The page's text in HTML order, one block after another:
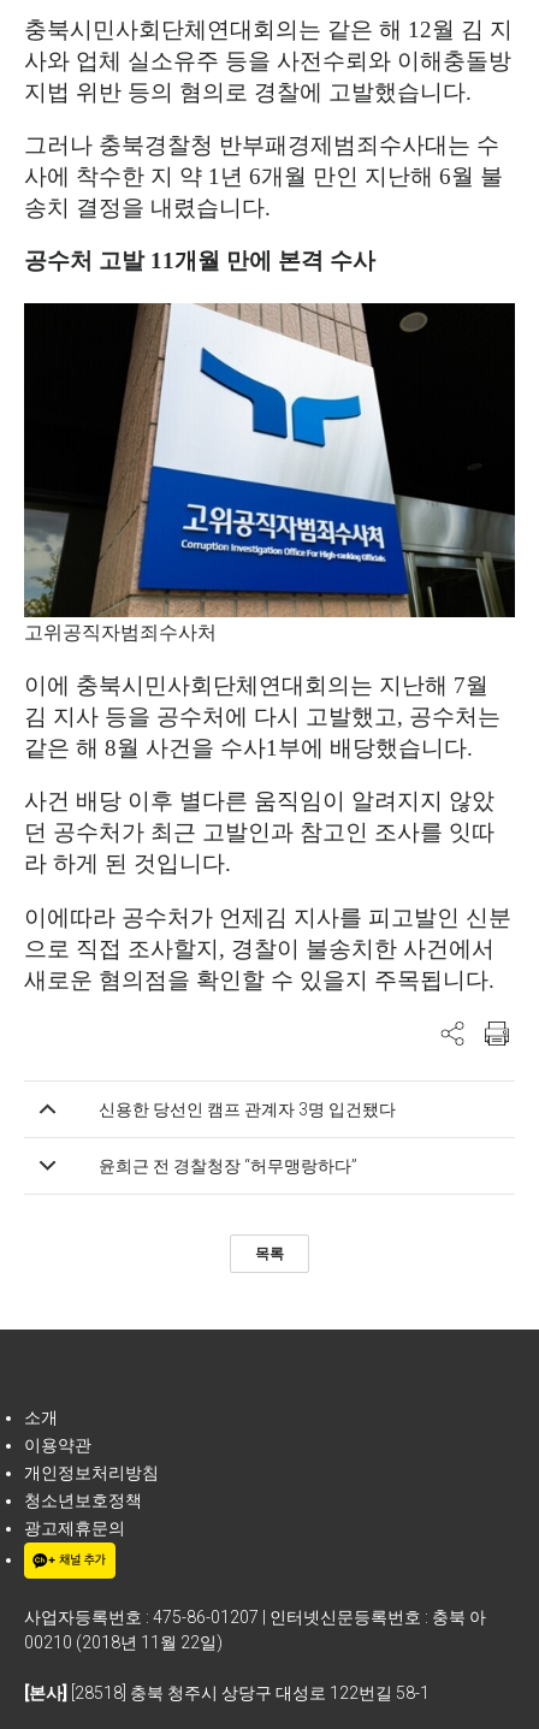
충북시민사회단체연대회의는 같은 해 12월 김 지
사와 업체 실소유주 등을 사전수뢰와 이해충돌방
지법 위반 등의 혐의로 경찰에 고발했습니다.
그러나 충북경찰청 반부패경제범죄수사대는 수
사에 착수한 지 약 1년 6개월 만인 지난해 6월 불
송치 결정을 내렸습니다.
공수처 고발 11개월 만에 본격 수사
고위공직자범죄수사처
이에 충북시민사회단체연대회의는 지난해 7월
김 지사 등을 공수처에 다시 고발했고, 공수처는
같은 해 8월 사건을 수사1 부에 배당했습니다.
사건 배당 이후 별다른 움직임이 알려지지 않았
던 공수처가 최근 고발인과 참고인 조사를 잇따
라 하게 된 것입니다.
이에따라 공수처가 언제김 지사를 피고발인 신분
으로 직접 조사할지 , 경찰이 불송치한 사건에서
새로운 혐의점을 확인할 수 있을지 주목됩니다.
신용한 당선인 캠프 관계자 3명 입건됐다
윤희근 전 경찰청장 “허무맹랑하다”
목록
소개
이용약관
개인정보처리방침
청소년보호정책
광고제휴문의
사업자등록번호 : 475-86-01207 | 인터넷신문등록번호 : 충북 아
00210 (2018년 11월 22일)
[본사] [28518] 충북 청주시 상당구 대성로 122번길 58-1